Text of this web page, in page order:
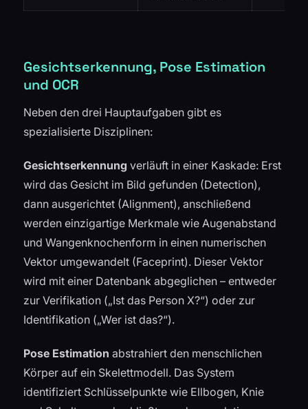
Gesichtserkennung, Pose Estimation
und OCR
Neben den drei Hauptaufgaben gibt es
spezialisierte Disziplinen:
Gesichtserkennung verläuft in einer Kaskade: Erst
wird das Gesicht im Bild gefunden (Detection),
dann ausgerichtet (Alignment), anschließend
werden einzigartige Merkmale wie Augenabstand
und Wangenknochenform in einen numerischen
Vektor umgewandelt (Faceprint). Dieser Vektor
wird mit einer Datenbank abgeglichen – entweder
zur Verifikation („Ist das Person X?“) oder zur
Identifikation („Wer ist das?“).
Pose Estimation abstrahiert den menschlichen
Körper auf ein Skelettmodell. Das System
identifiziert Schlüsselpunkte wie Ellbogen, Knie